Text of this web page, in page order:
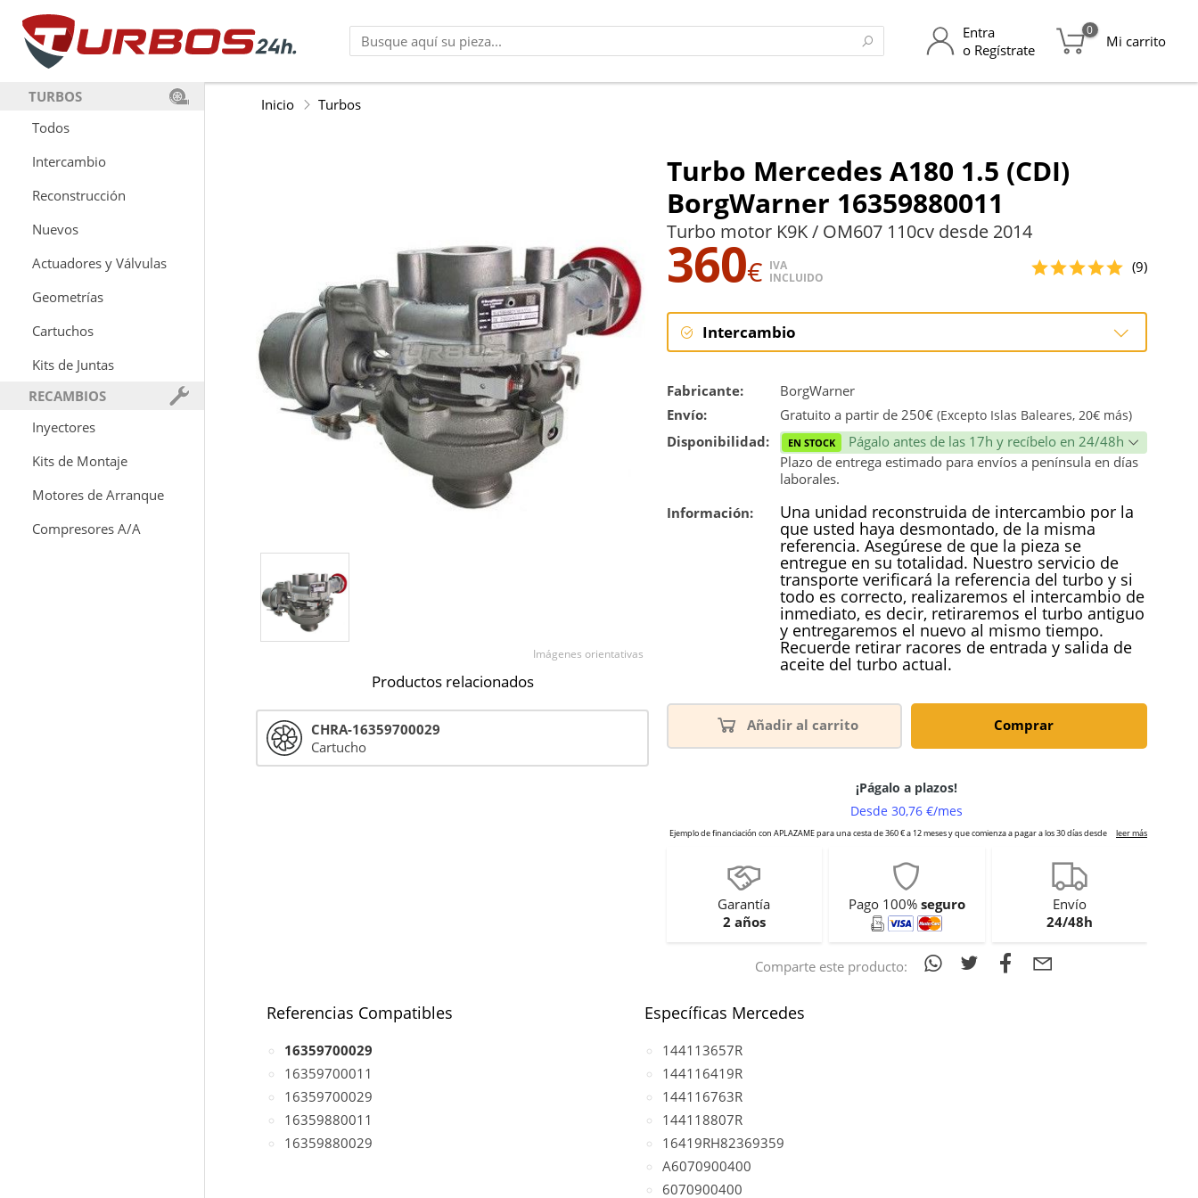
Entra
o Regístrate
0
Mi carrito
TURBOS
Todos
Intercambio
Reconstrucción
Nuevos
Actuadores y Válvulas
Geometrías
Cartuchos
Kits de Juntas
RECAMBIOS
Inyectores
Kits de Montaje
Motores de Arranque
Compresores A/A
Inicio Turbos
Turbo Mercedes A180 1.5 (CDI)
BorgWarner 16359880011
Turbo motor K9K / OM607 110cv desde 2014
360€ IVA
INCLUIDO
(9)
Intercambio
Reconstrucción
Fabricante:
BorgWarner
Envío:
Gratuito a partir de 250€ (Excepto Islas Baleares, 20€ más)
Disponibilidad: EN STOCK
Págalo antes de las 17h y recíbelo en 24/48h
Plazo de entrega estimado para envíos a península en días
laborales.
Información:
Una unidad reconstruida de intercambio por la
que usted haya desmontado, de la misma
referencia. Asegúrese de que la pieza se
entregue en su totalidad. Nuestro servicio de
transporte verificará la referencia del turbo y si
todo es correcto, realizaremos el intercambio de
inmediato, es decir, retiraremos el turbo antiguo
y entregaremos el nuevo al mismo tiempo.
Recuerde retirar racores de entrada y salida de
aceite del turbo actual.
Añadir al carrito Comprar
Garantía
2 años
Pago 100% seguro
Envío
24/48h
Comparte este producto:
Imágenes orientativas
Productos relacionados
CHRA-16359700029
Cartucho
Referencias Compatibles
16359700029
16359700011
16359700029
16359880011
16359880029
Específicas Mercedes
144113657R
144116419R
144116763R
144118807R
16419RH82369359
A6070900400
6070900400